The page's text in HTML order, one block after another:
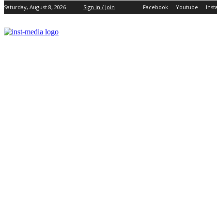
Saturday, August 8, 2026 Sign in / Join Facebook Youtube